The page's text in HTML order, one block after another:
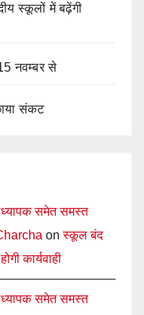
स्कूलों में बढ़ेंगी
नवम्बर से
संकट
समेत समस्त
onस्कूल बंद
कार्यवाही
समेत समस्त